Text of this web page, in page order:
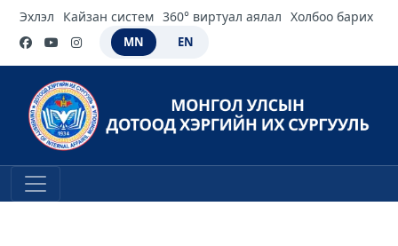
Эхлэл Кайзан систем 360° виртуал аялал Холбоо барих
MN EN